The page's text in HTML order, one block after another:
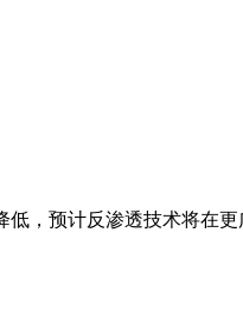
，预计反渗透技术将在